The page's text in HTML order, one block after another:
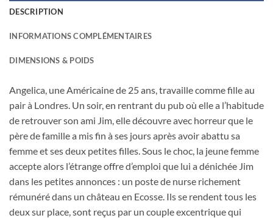
DESCRIPTION
INFORMATIONS COMPLÉMENTAIRES
DIMENSIONS & POIDS
Angelica, une Américaine de 25 ans, travaille comme fille au
pair à Londres. Un soir, en rentrant du pub où elle a l’habitude
de retrouver son ami Jim, elle découvre avec horreur que le
père de famille a mis fin à ses jours après avoir abattu sa
femme et ses deux petites filles. Sous le choc, la jeune femme
accepte alors l’étrange offre d’emploi que lui a dénichée Jim
dans les petites annonces : un poste de nurse richement
rémunéré dans un château en Ecosse. Ils se rendent tous les
deux sur place, sont reçus par un couple excentrique qui